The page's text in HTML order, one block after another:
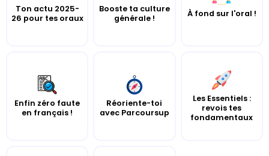
Ton actu 2025-
26 pour tes oraux
Booste ta culture
générale !
À fond sur l'oral !
Enfin zéro faute
en français !
Réoriente-toi
avec Parcoursup
Les Essentiels :
revois tes
fondamentaux